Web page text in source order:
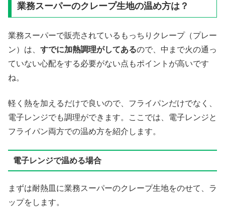
業務スーパーのクレープ生地の温め方は？
業務スーパーで販売されているもっちりクレープ（プレー
ン）は、 すでに加熱調理がしてあるので、中まで火の通っ
ていない心配をする必要がない点もポイントが高いです
ね。
軽く熱を加えるだけで良いので、フライパンだけでなく、
電子レンジでも調理ができます。ここでは、電子レンジと
フライパン両方での温め方を紹介します。
電子レンジで温める場合
まずは耐熱皿に業務スーパーのクレープ生地をのせて、ラ
ップをします。